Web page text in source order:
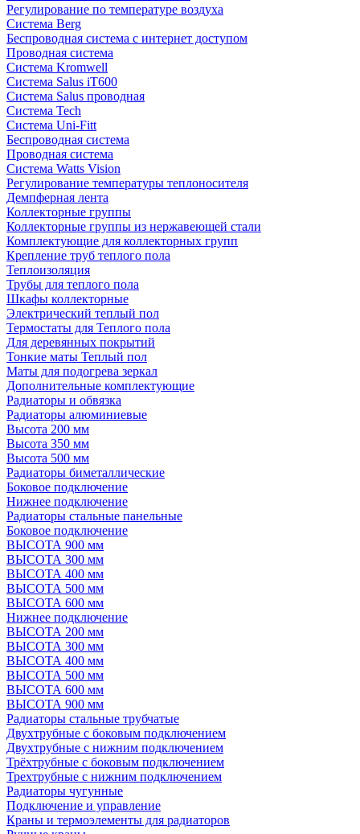
Регулирование по температуре воздуха
Система Berg
Беспроводная система с интернет доступом
Проводная система
Система Kromwell
Система Salus iT600
Система Salus проводная
Система Tech
Система Uni-Fitt
Беспроводная система
Проводная система
Система Watts Vision
Регулирование температуры теплоносителя
Демпферная лента
Коллекторные группы
Коллекторные группы из нержавеющей стали
Комплектующие для коллекторных групп
Крепление труб теплого пола
Теплоизоляция
Трубы для теплого пола
Шкафы коллекторные
Электрический теплый пол
Термостаты для Теплого пола
Для деревянных покрытий
Тонкие маты Теплый пол
Маты для подогрева зеркал
Дополнительные комплектующие
Радиаторы и обвязка
Радиаторы алюминиевые
Высота 200 мм
Высота 350 мм
Высота 500 мм
Радиаторы биметаллические
Боковое подключение
Нижнее подключение
Радиаторы стальные панельные
Боковое подключение
ВЫСОТА 900 мм
ВЫСОТА 300 мм
ВЫСОТА 400 мм
ВЫСОТА 500 мм
ВЫСОТА 600 мм
Нижнее подключение
ВЫСОТА 200 мм
ВЫСОТА 300 мм
ВЫСОТА 400 мм
ВЫСОТА 500 мм
ВЫСОТА 600 мм
ВЫСОТА 900 мм
Радиаторы стальные трубчатые
Двухтрубные с боковым подключением
Двухтрубные с нижним подключением
Трёхтрубные с боковым подключением
Трехтрубные с нижним подключением
Радиаторы чугунные
Подключение и управление
Краны и термоэлементы для радиаторов